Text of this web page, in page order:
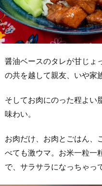
醤油ベースのタレが甘じょ
の共を越して親友、いや家
そしてお肉にのった程よい
味わい。
お肉だけ、お肉とごはん、
べても激ウマ。お米一粒一
で、サラサラになっちゃっ